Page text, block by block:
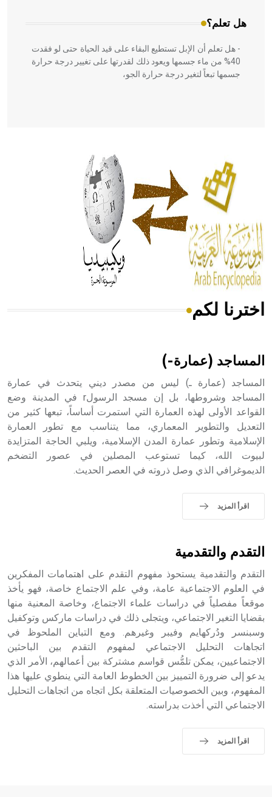
هل تعلم؟
- هل تعلم أن الإبل تستطيع البقاء على قيد الحياة حتى لو فقدت
40% من ماء جسمها ويعود ذلك لقدرتها على تغيير درجة حرارة
جسمها تبعاً لتغير درجة حرارة الجو،
الحكم، الأدلة، تنظيم التغذية، ورسالته في جروح الرأس. ويعود
له الفضل بأنه حرر الطب من الدين والفلسفة.
- هل تعلم أن المرجان إفراز حيواني يتكون في البحر ويتركب
من مادة كربونات الكلسيوم، وهو أحمر أو شديد الحمرة وهو
أجود أنواعه، ويمتاز بكبر الحجم ويسمى الش
هل تعلم أن الأبسيد كلمة فرنسية اللفظ تم اعتمادها مصطلحاً
- هل تعلم أن أبجر Abgar اسم معروف جيداً يعود إلى عدد من
الملوك الذين حكموا مدينة إديسا (الرها) من أبجر الأول وحتى
التاسع، وهم ينتسبون إلى أسرة أوسروين
اخترنا لكم
المساجد (عمارة-)
المساجد (عمارة ـ) ليس من مصدر ديني يتحدث في عمارة
المساجد وشروطها، بل إن مسجد الرسولr في المدينة وضع
القواعد الأولى لهذه العمارة التي استمرت أساساً، تبعها كثير من
التعديل والتطوير المعماري، مما يتناسب مع تطور العمارة
الإسلامية وتطور عمارة المدن الإسلامية، ويلبي الحاجة المتزايدة
لبيوت الله، كيما تستوعب المصلين في عصور التضخم
الديموغرافي الذي وصل ذروته في العصر الحديث.
اقرأ المزيد
التقدم والتقدمية
التقدم والتقدمية يستحوذ مفهوم التقدم على اهتمامات المفكرين
في العلوم الاجتماعية عامة، وفي علم الاجتماع خاصة، فهو يأخذ
موقعاً مفصلياً في دراسات علماء الاجتماع، وخاصة المعنية منها
بقضايا التغير الاجتماعي، ويتجلى ذلك في دراسات ماركس وتوكفيل
وسبنسر ودُركهايم وفيبر وغيرهم. ومع التباين الملحوظ في
اتجاهات التحليل الاجتماعي لمفهوم التقدم بين الباحثين
الاجتماعيين، يمكن تلمُّس قواسم مشتركة بين أعمالهم، الأمر الذي
يدعو إلى ضرورة التمييز بين الخطوط العامة التي ينطوي عليها هذا
المفهوم، وبين الخصوصيات المتعلقة بكل اتجاه من اتجاهات التحليل
الاجتماعي التي أخذت بدراسته.
اقرأ المزيد